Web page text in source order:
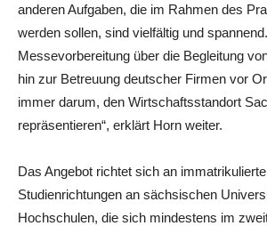
anderen Aufgaben, die im Rahmen des
werden sollen, sind vielfältig und
Messevorbereitung über die Begleitung
hin zur Betreuung deutscher Firmen vor
immer darum, den Wirtschaftsstandort
repräsentieren“, erklärt Horn weiter.
Das Angebot richtet sich an
Studienrichtungen an sächsischen
Hochschulen, die sich mindestens im